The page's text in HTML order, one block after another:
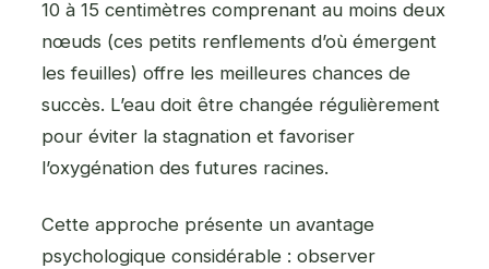
10 à 15 centimètres comprenant au moins deux
nœuds (ces petits renflements d’où émergent
les feuilles) offre les meilleures chances de
succès. L’eau doit être changée régulièrement
pour éviter la stagnation et favoriser
l’oxygénation des futures racines.
Cette approche présente un avantage
psychologique considérable : observer